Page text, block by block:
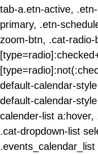
tab-a.etn-active,
primary, .etn-
zoom-btn, .cat-radio-
default-calendar-
default-calendar-
calender-list a:hover,
.cat-dropdown-list